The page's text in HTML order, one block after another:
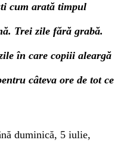
cum arată timpul
Trei zile fără grabă.
în care copiii aleargă
câteva ore de tot ce
duminică, 5 iulie,